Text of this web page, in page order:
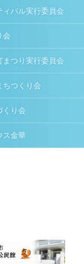
ィバル実行委員会
会
まつり実行委員会
ちつくり会
くり会
ス金華